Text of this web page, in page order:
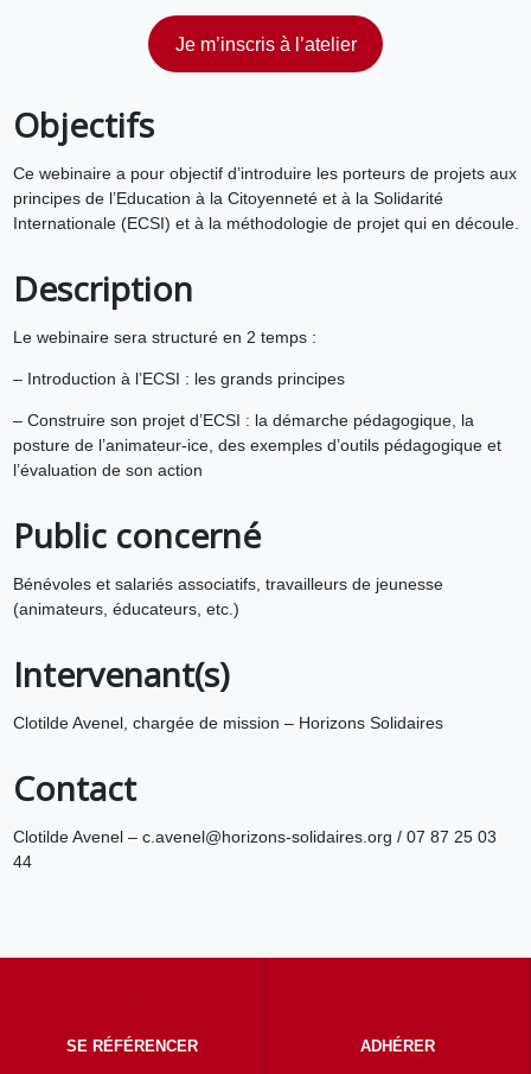
Je m’inscris à l’atelier
Objectifs
Ce webinaire a pour objectif d’introduire les porteurs de projets aux
principes de l’Education à la Citoyenneté et à la Solidarité
Internationale (ECSI) et à la méthodologie de projet qui en découle.
Description
Le webinaire sera structuré en 2 temps :
– Introduction à l’ECSI : les grands principes
– Construire son projet d’ECSI : la démarche pédagogique, la
posture de l’animateur-ice, des exemples d’outils pédagogique et
l’évaluation de son action
Public concerné
Bénévoles et salariés associatifs, travailleurs de jeunesse
(animateurs, éducateurs, etc.)
Intervenant(s)
Clotilde Avenel, chargée de mission – Horizons Solidaires
Contact
Clotilde Avenel – c.avenel@horizons-solidaires.org / 07 87 25 03
44
SE RÉFÉRENCER ADHÉRER